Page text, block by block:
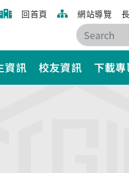
回首頁 網站導覽
資訊 校友資訊 下載專